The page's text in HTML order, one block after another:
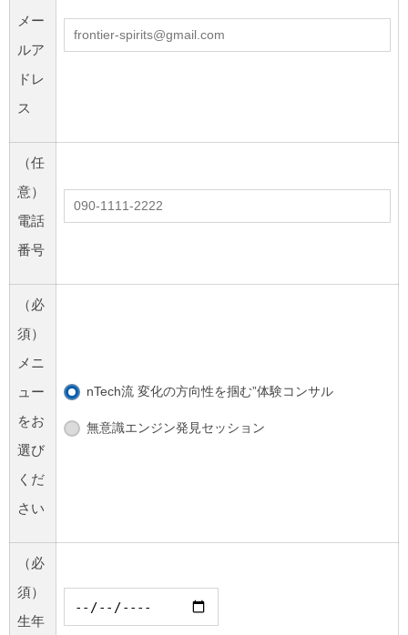
メー
ルア
ドレ
ス
（任
意）
電話
番号
（必
須）
メニ
ュー
をお
選び
くだ
さい
nTech流 変化の方向性を掴む”体験コンサル
無意識エンジン発見セッション
（必
須）
生年